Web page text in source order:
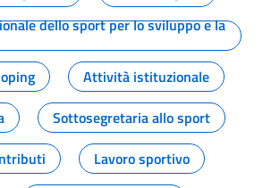
dello sport per lo sviluppo e la
Attività istituzionale
Sottosegretaria allo sport
Lavoro sportivo